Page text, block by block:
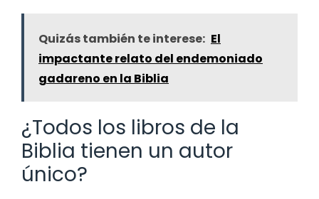
Quizás también te interese: El
impactante relato del endemoniado
gadareno en la Biblia
¿Todos los libros de la
Biblia tienen un autor
único?